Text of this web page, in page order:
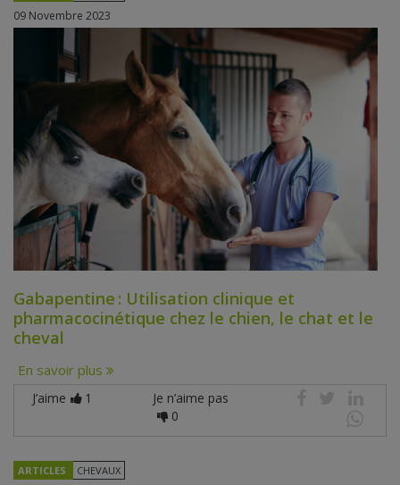
09 Novembre 2023
Gabapentine : Utilisation clinique et
pharmacocinétique chez le chien, le chat et le
cheval
En savoir plus
J’aime 1
Je n’aime pas
0
ARTICLES CHEVAUX